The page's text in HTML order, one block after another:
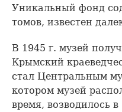
Уникальный фонд
томов, известен
В 1945 г. музей
Крымский
стал Центральным
котором музей
время, возводилось